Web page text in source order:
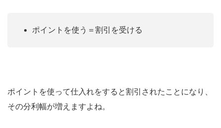
ポイントを使う＝割引を受ける
ポイントを使って仕入れをすると割引されたことになり、
その分利幅が増えますよね。